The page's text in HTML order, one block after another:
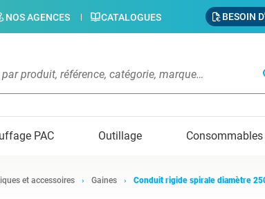
NOS AGENCES CATALOGUES BESOIN
PAC Outillage Consommables
et accessoires Gaines Conduit rigide spirale diamètre